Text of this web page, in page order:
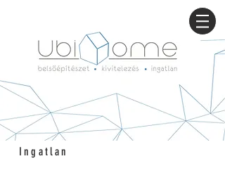
Ingatlan